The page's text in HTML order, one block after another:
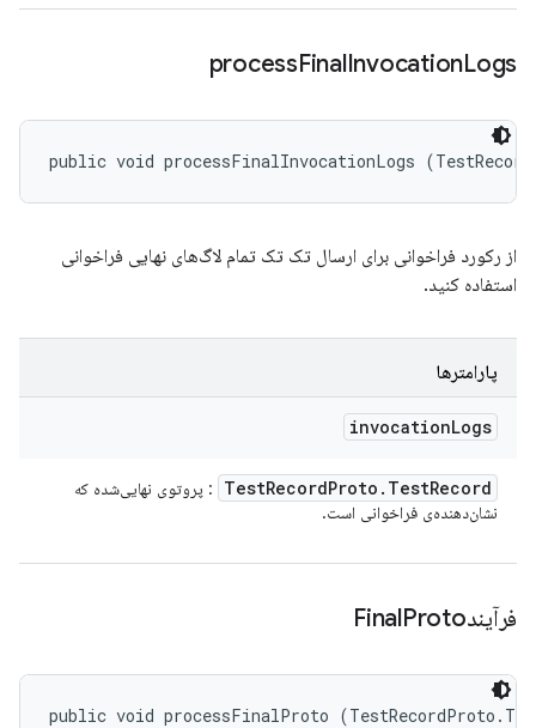
processFinalInvocationLogs
public void processFinalInvocationLogs
از رکورد فراخوانی برای ارسال تک تک تمام لاگ‌های نهایی فراخوانی
استفاده کنید.
پارامترها
invocationLogs
TestRecordProto . TestRecord
: پروتوی نهایی‌شده که
نشان‌دهنده‌ی فراخوانی است.
فرآیندFinalProto
public void processFinalProto